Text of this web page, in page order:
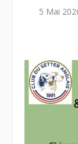
5 Mai